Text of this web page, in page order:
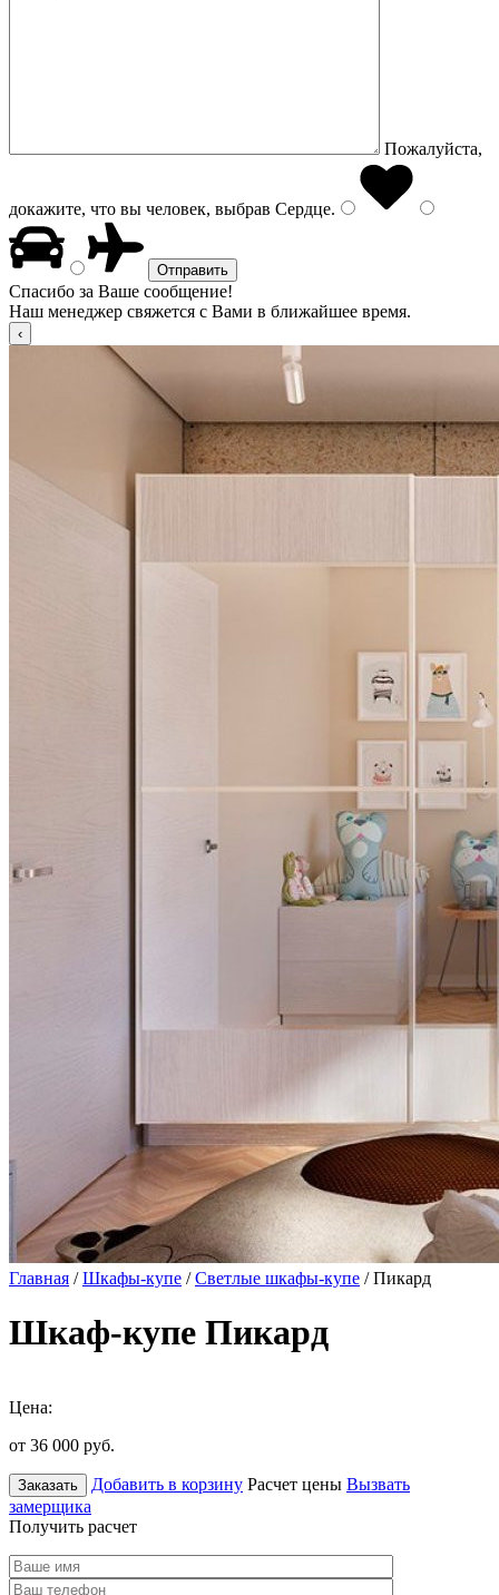
Пожалуйста,
докажите, что вы человек, выбрав Сердце.
Спасибо за Ваше сообщение!
Наш менеджер свяжется с Вами в ближайшее время.
Главная /Шкафы-купе /Светлые шкафы-купе / Пикард
Шкаф-купе Пикард
Цена:
от 36 000 руб.
Заказать Добавить в корзину Расчет цены Вызвать
замерщика
Получить расчет